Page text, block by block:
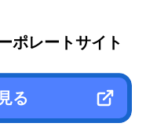
ポレートサイト
る